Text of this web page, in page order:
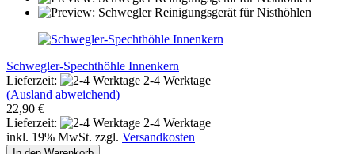
Schwegler-Spechthöhle Innenkern
Lieferzeit:
2-4 Werktage
(Ausland abweichend)
22,90 €
Lieferzeit:
2-4 Werktage
inkl. 19% MwSt. zzgl. Versandkosten